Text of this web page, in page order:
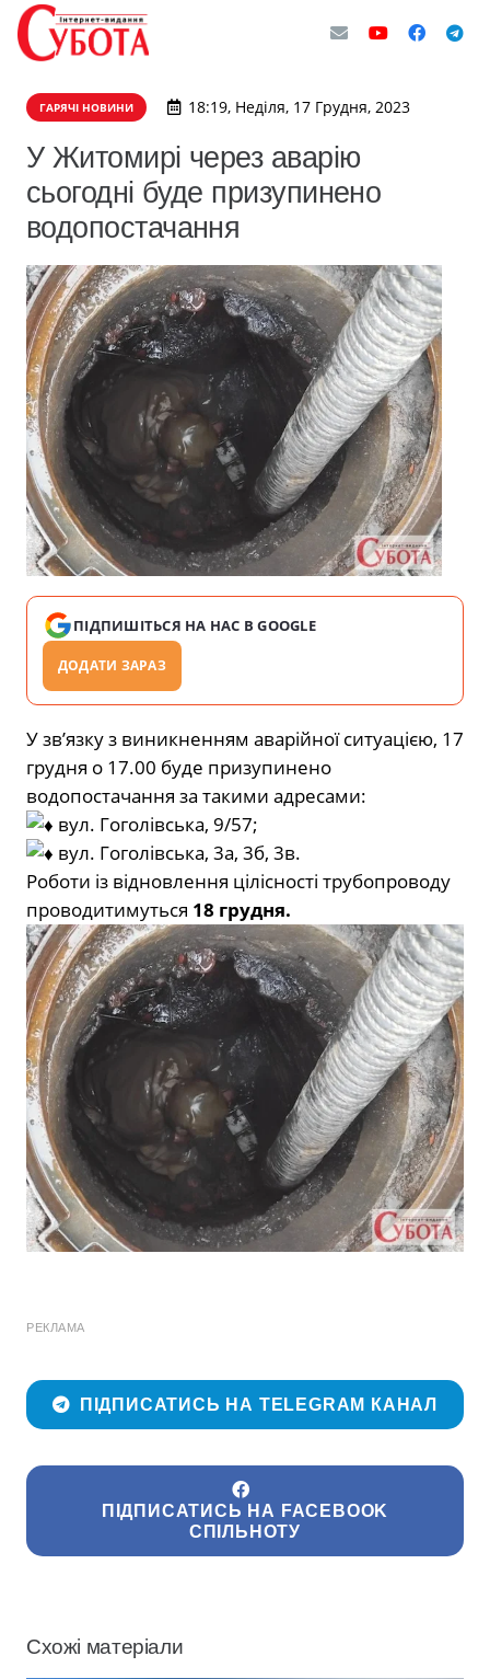
ГАРЯЧІ НОВИНИ 18:19, Неділя, 17 Грудня, 2023
У Житомирі через аварію
сьогодні буде призупинено
водопостачання
ПІДПИШІТЬСЯ НА НАС В GOOGLE
ДОДАТИ ЗАРАЗ
У зв’язку з виникненням аварійної ситуацією, 17
грудня о 17.00 буде призупинено
водопостачання за такими адресами:
вул. Гоголівська, 9/57;
вул. Гоголівська, 3а, 3б, 3в.
Роботи із відновлення цілісності трубопроводу
проводитимуться 18 грудня.
РЕКЛАМА
ПІДПИСАТИСЬ НА TELEGRAM КАНАЛ
ПІДПИСАТИСЬ НА FACEBOOK
СПІЛЬНОТУ
Схожі матеріали